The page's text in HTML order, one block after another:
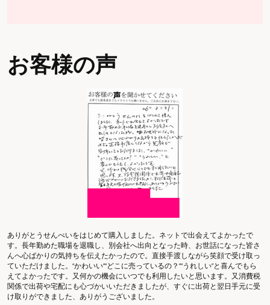
お客様の声
ありがとうせんべいをはじめて購入しました。ネットで出会えてよかったで
す。長年勤めた職場を退職し、別会社へ出向となった時、お世話になった皆さ
んへ心ばかりの気持ちを伝えたかったので。直接手渡しながら笑顔で受け取っ
ていただけました。“かわいい”“どこに売っているの？”“うれしい”と喜んでもら
えてよかったです。又何かの機会にいつでも利用したいと思います。又消費税
関係で出荷や宅配にも心づかいいただきましたが、すぐに出荷と翌日手元に受
け取りができました、ありがうございました。